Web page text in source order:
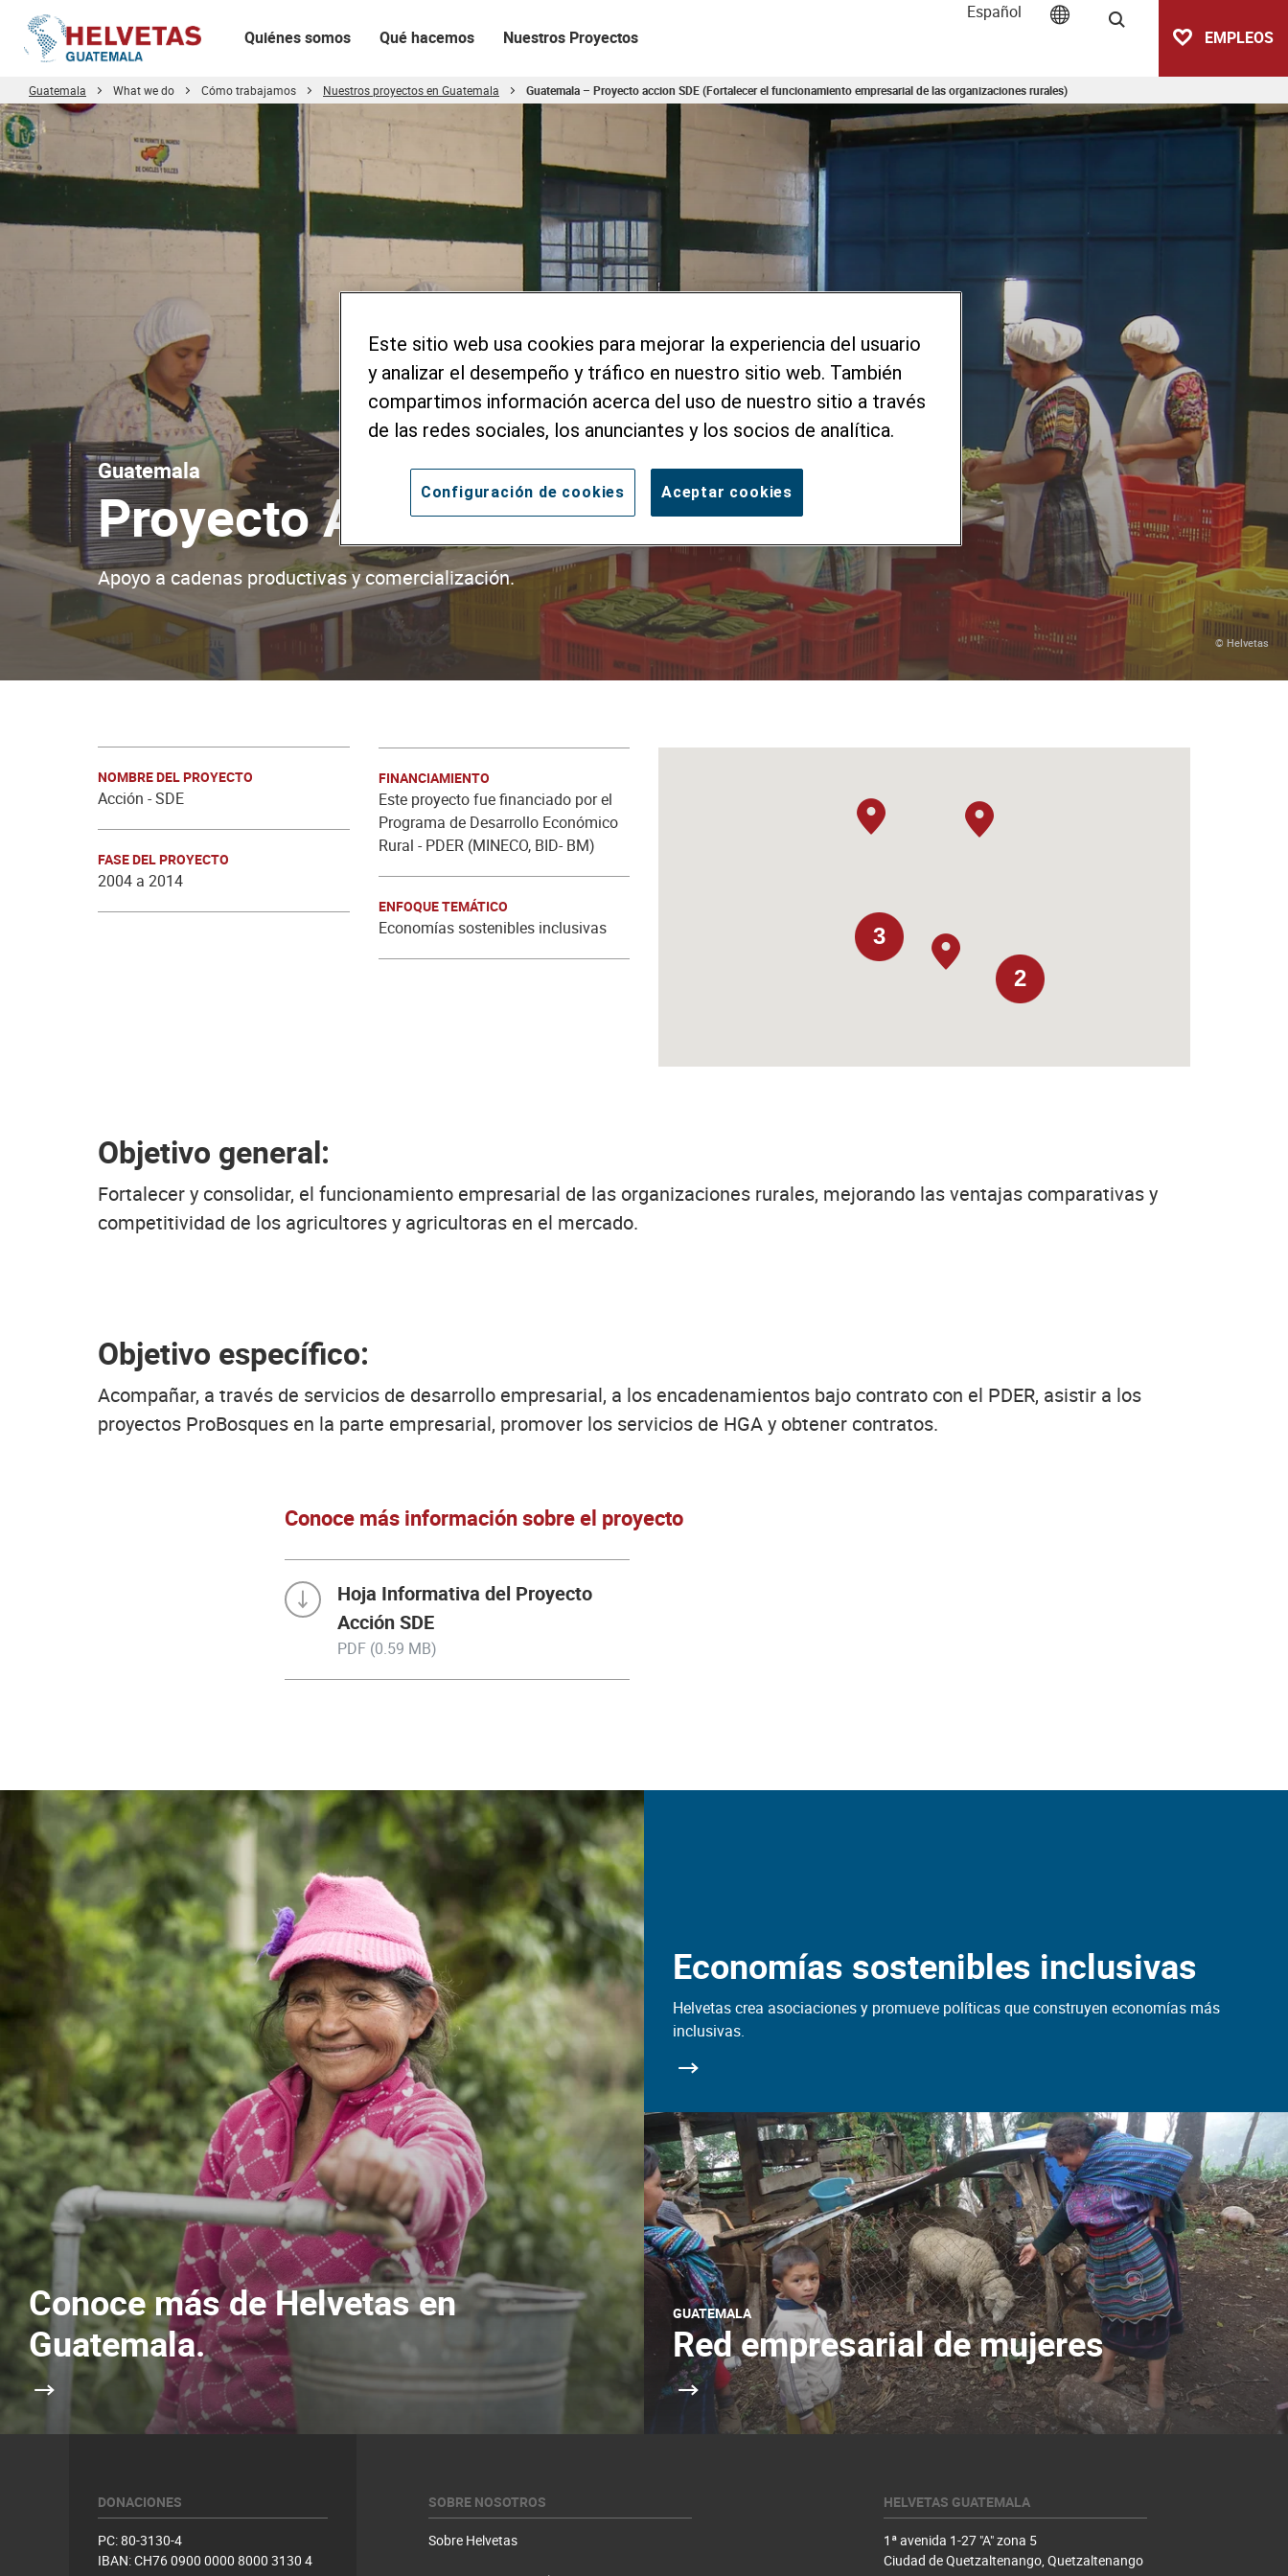
Quiénes somos Qué hacemos Nuestros Proyectos
Español
Buscar
EMPLEOS
Guatemala What we do Cómo trabajamos Nuestros proyectos en Guatemala Guatemala – Proyecto accion SDE (Fortalecer el funcionamiento empresarial de las organizaciones rurales)
Tabla de contenido
Proyecto Acción - SDE
Conoce más información sobre el proyecto
Guatemala
Proyecto Acción - SDE
Apoyo a cadenas productivas y comercialización.
© Helvetas
2
3
NOMBRE DEL PROYECTO
Acción - SDE
FASE DEL PROYECTO
2004 a 2014
FINANCIAMIENTO
Este proyecto fue financiado por el
Programa de Desarrollo Económico
Rural - PDER (MINECO, BID- BM)
ENFOQUE TEMÁTICO
Economías sostenibles inclusivas
Objetivo general:
Fortalecer y consolidar, el funcionamiento empresarial de las organizaciones rurales, mejorando las ventajas comparativas y
competitividad de los agricultores y agricultoras en el mercado.
Objetivo específico:
Acompañar, a través de servicios de desarrollo empresarial, a los encadenamientos bajo contrato con el PDER, asistir a los
proyectos ProBosques en la parte empresarial, promover los servicios de HGA y obtener contratos.
Conoce más información sobre el proyecto
Hoja Informativa del Proyecto
Acción SDE
PDF (0.59 MB)
Conoce más de Helvetas en
Guatemala.
Economías sostenibles inclusivas
Helvetas crea asociaciones y promueve políticas que construyen economías más
inclusivas.
GUATEMALA
Red empresarial de mujeres
DONACIONES
PC: 80-3130-4
IBAN: CH76 0900 0000 8000 3130 4
SOBRE NOSOTROS
Sobre Helvetas
HELVETAS GUATEMALA
1ª avenida 1-27 "A" zona 5
Ciudad de Quetzaltenango, Quetzaltenango
Este sitio web usa cookies para mejorar la experiencia del usuario
y analizar el desempeño y tráfico en nuestro sitio web. También
compartimos información acerca del uso de nuestro sitio a través
de las redes sociales, los anunciantes y los socios de analítica.
Aceptar cookies
Configuración de cookies